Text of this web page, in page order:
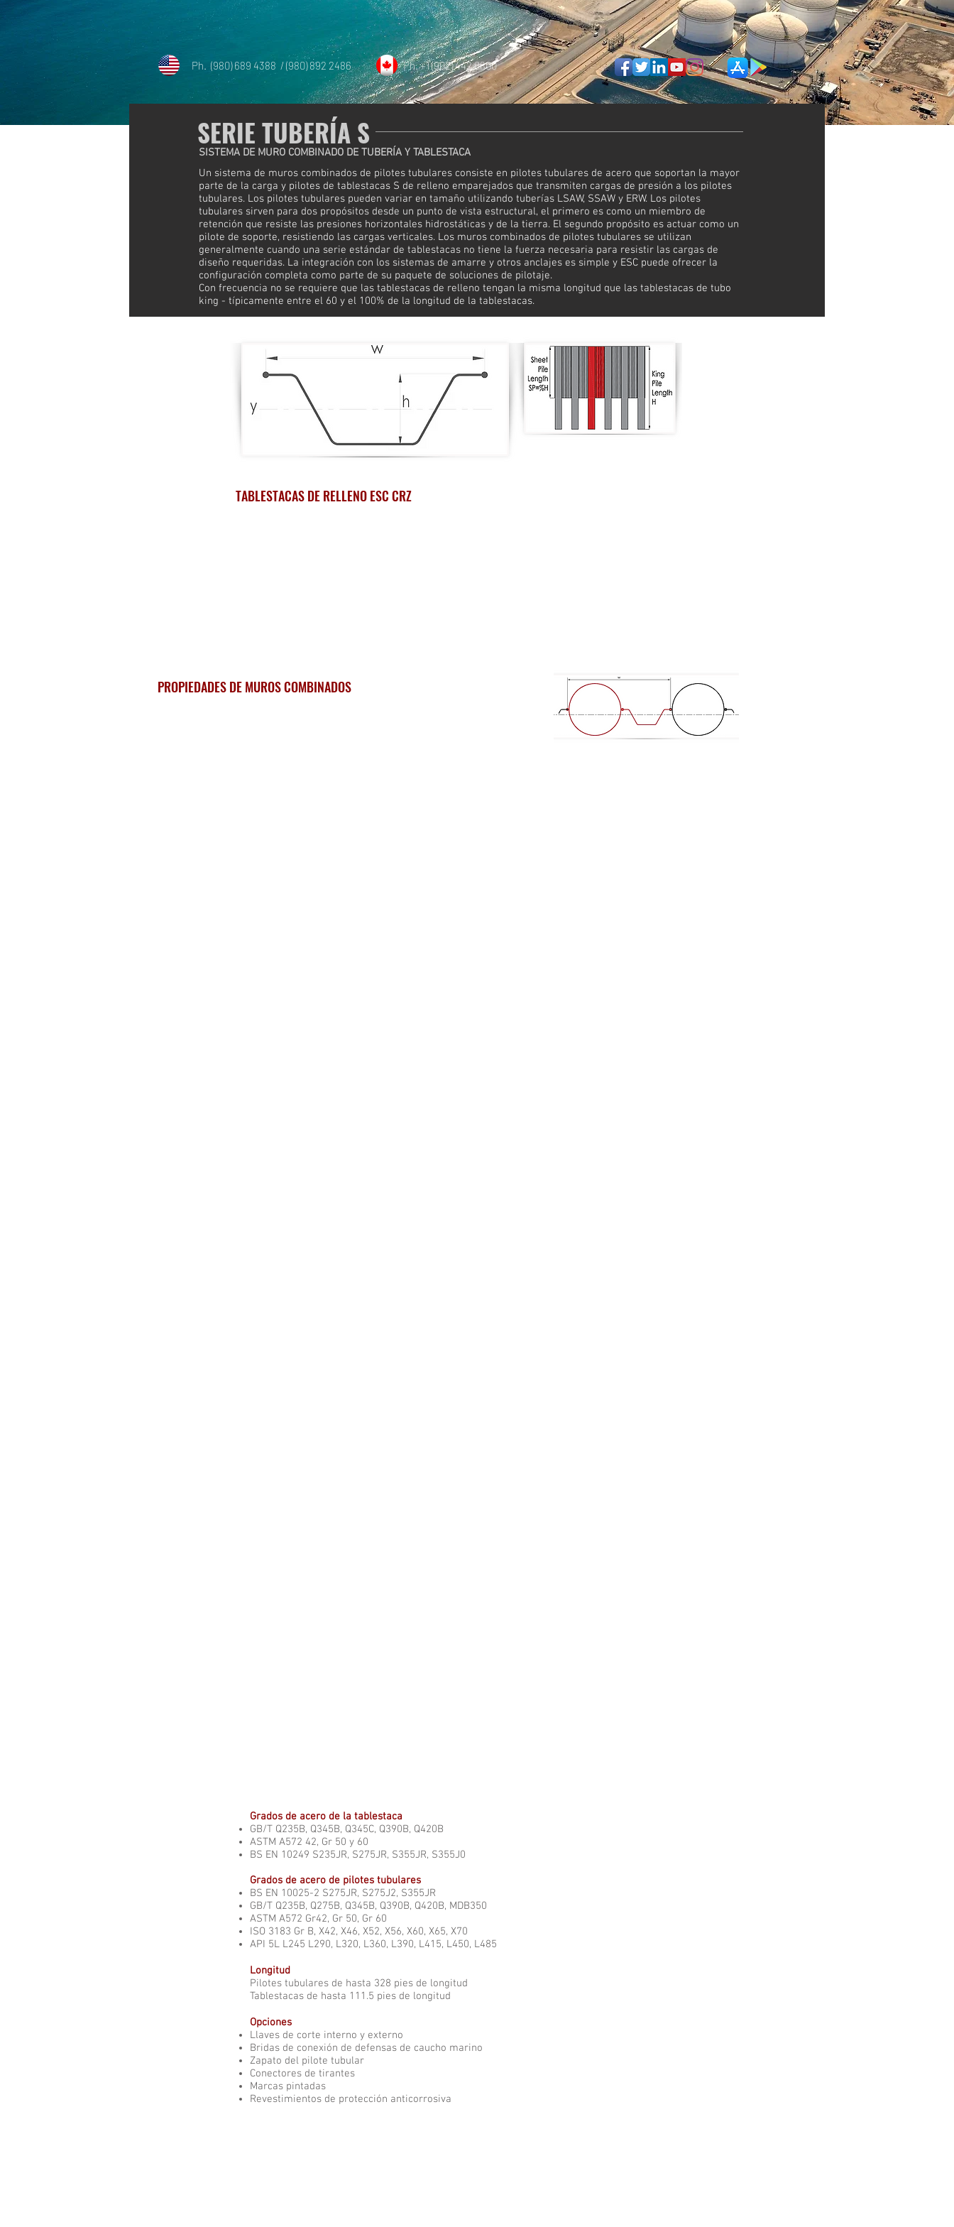
Ph. (980) 689 4388 / (980) 892 2486 Ph. +1 (902) 442 0800
SERIE TUBERÍA S
SISTEMA DE MURO COMBINADO DE TUBERÍA Y TABLESTACA
Un sistema de muros combinados de pilotes tubulares consiste en pilotes tubulares de acero que soportan la mayor
parte de la carga y pilotes de tablestacas S de relleno emparejados que transmiten cargas de presión a los pilotes
tubulares. Los pilotes tubulares pueden variar en tamaño utilizando tuberías LSAW, SSAW y ERW. Los pilotes
tubulares sirven para dos propósitos desde un punto de vista estructural, el primero es como un miembro de
retención que resiste las presiones horizontales hidrostáticas y de la tierra. El segundo propósito es actuar como un
pilote de soporte, resistiendo las cargas verticales. Los muros combinados de pilotes tubulares se utilizan
generalmente cuando una serie estándar de tablestacas no tiene la fuerza necesaria para resistir las cargas de
diseño requeridas. La integración con los sistemas de amarre y otros anclajes es simple y ESC puede ofrecer la
configuración completa como parte de su paquete de soluciones de pilotaje.
Con frecuencia no se requiere que las tablestacas de relleno tengan la misma longitud que las tablestacas de tubo
king - típicamente entre el 60 y el 100% de la longitud de la tablestacas.
TABLESTACAS DE RELLENO ESC CRZ
PROPIEDADES DE MUROS COMBINADOS
Grados de acero de la tablestaca
GB/T Q235B, Q345B, Q345C, Q390B, Q420B
ASTM A572 42, Gr 50 y 60
BS EN 10249 S235JR, S275JR, S355JR, S355J0
Grados de acero de pilotes tubulares
BS EN 10025-2 S275JR, S275J2, S355JR
GB/T Q235B, Q275B, Q345B, Q390B, Q420B, MDB350
ASTM A572 Gr42, Gr 50, Gr 60
ISO 3183 Gr B, X42, X46, X52, X56, X60, X65, X70
API 5L L245 L290, L320, L360, L390, L415, L450, L485
Longitud
Pilotes tubulares de hasta 328 pies de longitud
Tablestacas de hasta 111.5 pies de longitud
Opciones
Llaves de corte interno y externo
Bridas de conexión de defensas de caucho marino
Zapato del pilote tubular
Conectores de tirantes
Marcas pintadas
Revestimientos de protección anticorrosiva